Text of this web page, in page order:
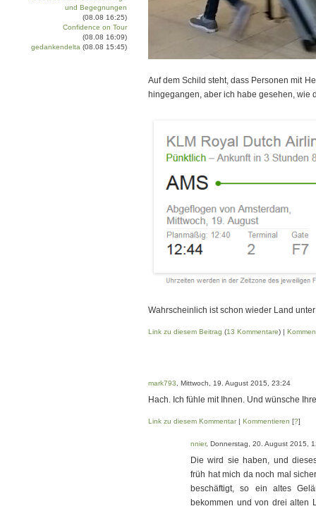
Auf dem Schild steht, dass Personen mit
hingegangen, aber ich habe gesehen, wie
Wahrscheinlich ist schon wieder Land
Link zu diesem Beitrag (13 Kommentare) |
mark793 , Mittwoch, 19. August 2015, 23:24
Hach. Ich fühle mit Ihnen. Und wünsche
Link zu diesem Kommentar| Kommentieren [?]
nnier, Donnerstag, 20. August 2015,
Die wird sie haben, und
früh hat mich da noch mal
beschäftigt, so ein altes
bekommen und von drei alten
und Begegnungen
(08.08 16:25)
Confidence on Tour
(08.08 16:09)
gedankendelta (08.08 15:45)